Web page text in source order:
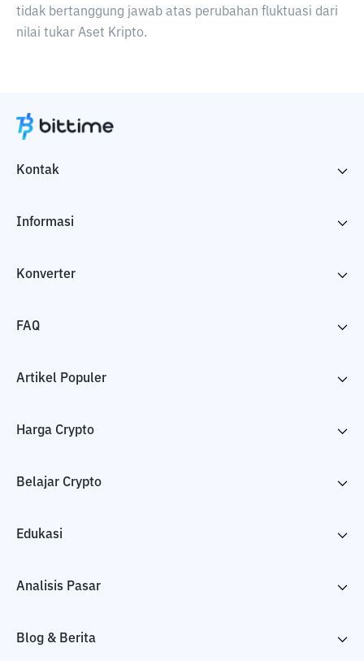
tidak bertanggung jawab atas perubahan fluktuasi dari
nilai tukar Aset Kripto.
Kontak
Informasi
Konverter
FAQ
Artikel Populer
Harga Crypto
Belajar Crypto
Edukasi
Analisis Pasar
Blog & Berita